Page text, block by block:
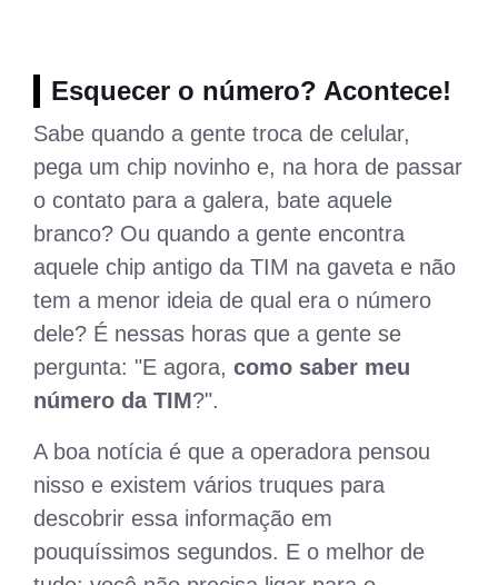
Esquecer o número? Acontece!
Sabe quando a gente troca de celular,
pega um chip novinho e, na hora de passar
o contato para a galera, bate aquele
branco? Ou quando a gente encontra
aquele chip antigo da TIM na gaveta e não
tem a menor ideia de qual era o número
dele? É nessas horas que a gente se
pergunta: "E agora, como saber meu
número da TIM?".
A boa notícia é que a operadora pensou
nisso e existem vários truques para
descobrir essa informação em
pouquíssimos segundos. E o melhor de